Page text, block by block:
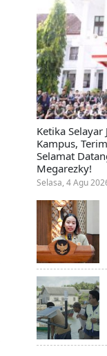
Ketika
Kampus,
Selamat
Megarezky!
Selasa, 4 Agu